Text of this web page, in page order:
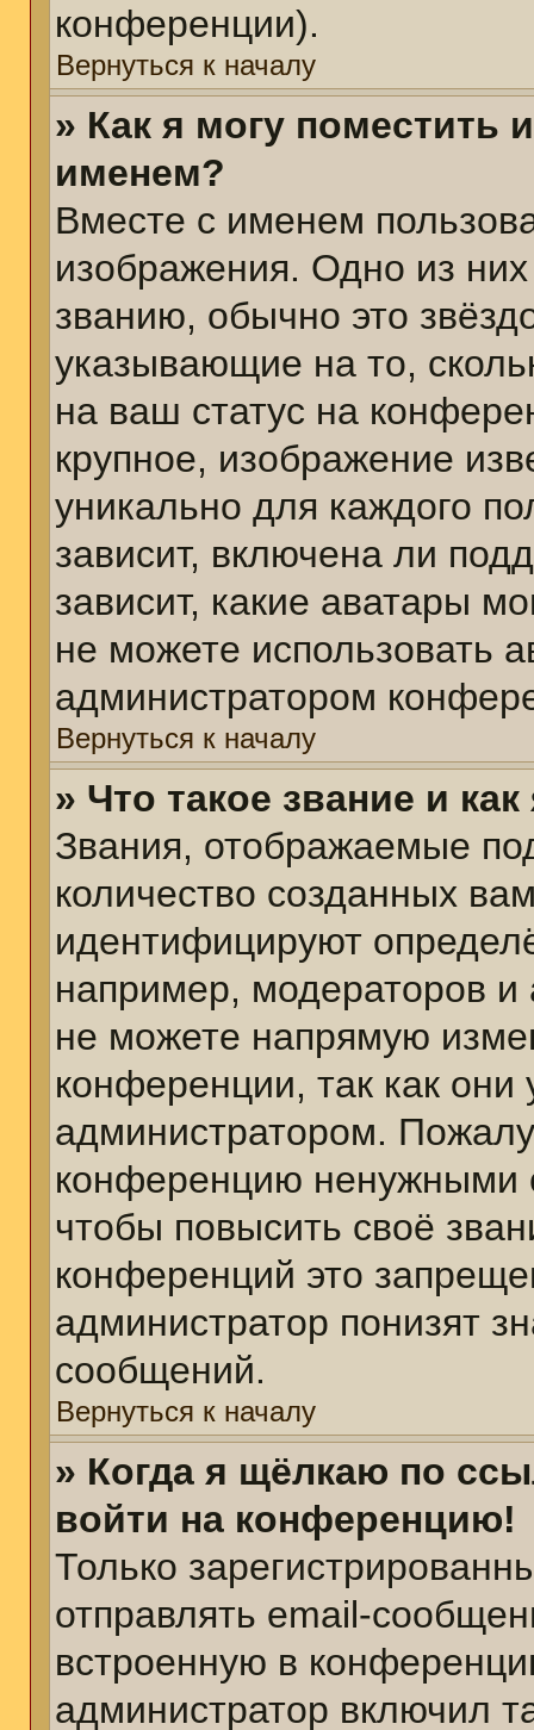
конференции).
Вернуться к началу
» Как я могу поместить
именем?
Вместе с именем
изображения. Одно из
званию, обычно это
указывающие на то,
на ваш статус на
крупное, изображение
уникально для каждого
зависит, включена ли
зависит, какие аватары
не можете использовать
администратором
Вернуться к началу
» Что такое звание и
Звания, отображаемые
количество созданных
идентифицируют
например, модераторов
не можете напрямую
конференции, так как они
администратором.
конференцию ненужными
чтобы повысить своё
конференций это
администратор понизят
сообщений.
Вернуться к началу
» Когда я щёлкаю по
войти на конференцию!
Только
отправлять email-
встроенную в
администратор включил